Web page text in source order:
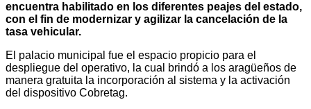
encuentra habilitado en los diferentes peajes del estado,
con el fin de modernizar y agilizar la cancelación de la
tasa vehicular.
El palacio municipal fue el espacio propicio para el
despliegue del operativo, la cual brindó a los aragüeños de
manera gratuita la incorporación al sistema y la activación
del dispositivo Cobretag.